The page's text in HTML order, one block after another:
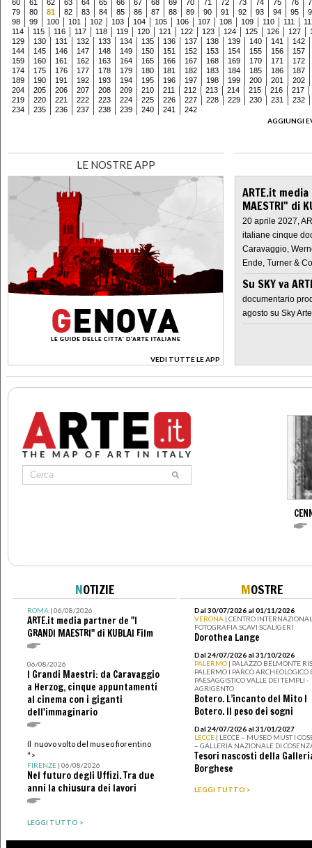
60 61 62 63 64 65 66 67 68 69 70 71 72 73 74 75 76
79
80 81 82 83 84 85 86 87 88 89 90 91 92 93 94 95
98
99 100 101 102 103 104 105 106 107 108 109 110 111
114
115 116 117 118 119 120 121 122 123 124 125 126 127
129
130 131 132 133 134 135 136 137 138 139 140 141
142
144
145 146 147 148 149 150 151 152 153 154 155 156
157
159
160 161 162 163 164 165 166 167 168 169 170 171
172
174
175 176 177 178 179 180 181 182 183 184 185 186
187
189
190 191 192 193 194 195 196 197 198 199 200 201
202
204
205 206 207 208 209 210 211 212 213 214 215 216
217
219
220 221 222 223 224 225 226 227 228 229 230 231
232
234
235 236 237 238 239 240 241
242
AGGIUNGI
LE NOSTRE APP
VEDI TUTTE LE APP
>
ARTE.it
MAESTRI" di
20 aprile 2027,
italiane cinque
Caravaggio,
Ende, Turner &
Su SKY va
documentario
agosto su Sky Arte
NOTIZIE
ROMA| 06/08/2026
ARTE.it media partner de "I
GRANDI MAESTRI" di KUBLAI Film
06/08/2026
I Grandi Maestri: da Caravaggio
a Herzog, cinque appuntamenti
al cinema con i giganti
dell'immaginario
Il nuovo volto del museo fiorentino
">
FIRENZE| 06/08/2026
Nel futuro degli Uffizi. Tra due
anni la chiusura dei lavori
LEGGI TUTTO >
MOSTRE
Dal 30/07/2026 al 01/11/2026
VERONA | CENTRO
FOTOGRAFIA SCAVI SCALIGERI
Dorothea Lange
Dal 24/07/2026 al 31/10/2026
PALERMO | PALAZZO BELMONTE
PALERMO I PARCO ARCHEOLOGICO
PAESAGGISTICO VALLE DEI TEMPLI -
AGRIGENTO
Botero. L’incanto del Mito I
Botero. Il peso dei sogni
Dal 24/07/2026 al 31/01/2027
LECCE | LECCE – MUSEO MUST I
– GALLERIA NAZIONALE DI
Tesori nascosti della
Borghese
LEGGI TUTTO >